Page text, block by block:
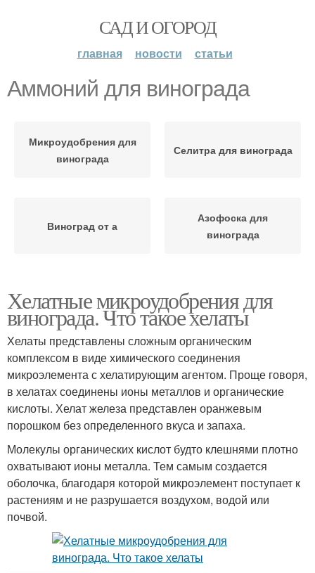
САД И ОГОРОД
главная новости статьи
Аммоний для винограда
Микроудобрения для
винограда
Селитра для винограда
Виноград от а
Азофоска для
винограда
Хелатные микроудобрения для
винограда. Что такое хелаты
Хелаты представлены сложным органическим
комплексом в виде химического соединения
микроэлемента с хелатирующим агентом. Проще говоря,
в хелатах соединены ионы металлов и органические
кислоты. Хелат железа представлен оранжевым
порошком без определенного вкуса и запаха.
Молекулы органических кислот будто клешнями плотно
охватывают ионы металла. Тем самым создается
оболочка, благодаря которой микроэлемент поступает к
растениям и не разрушается воздухом, водой или
почвой.